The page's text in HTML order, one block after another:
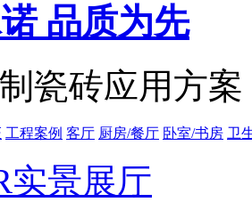
品质为先
瓷砖应用方
工程案例 客厅 厨房/餐厅 卧室/书房 卫
实景展厅